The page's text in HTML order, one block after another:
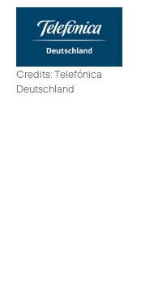
Credits: Telefónica
Deutschland